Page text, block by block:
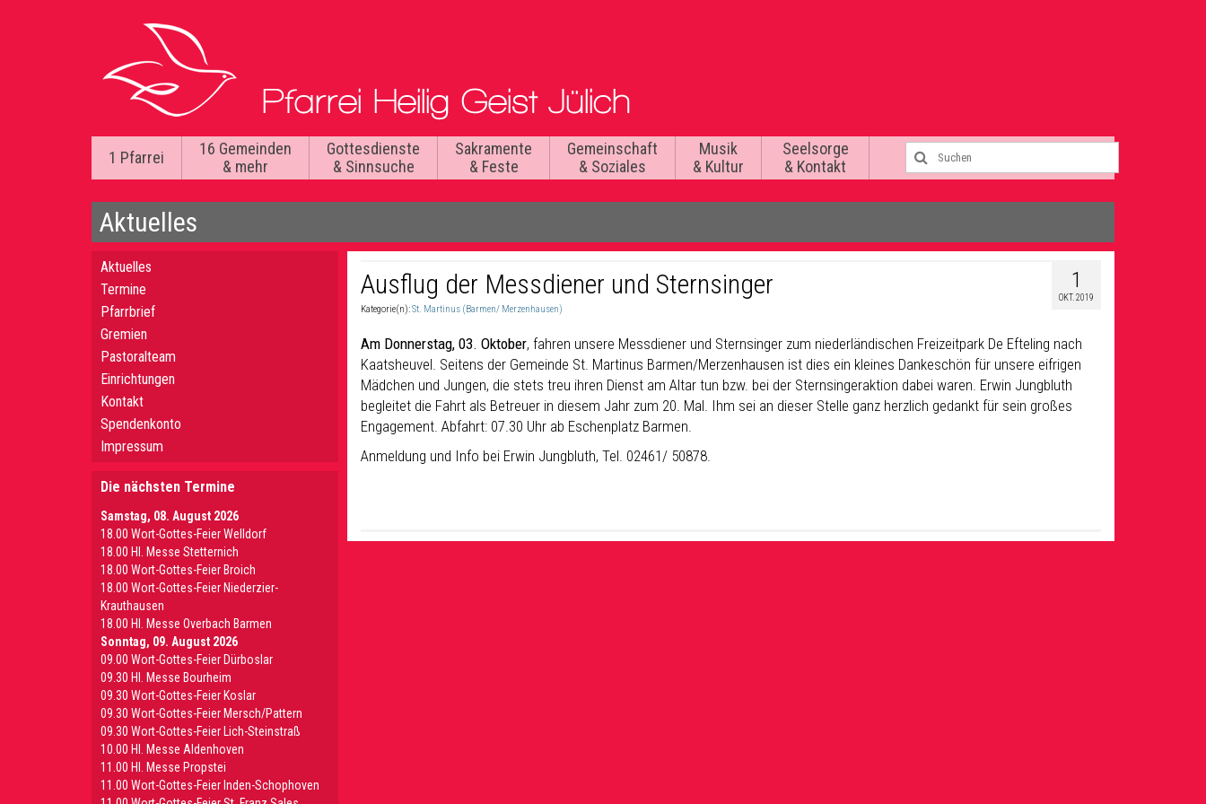
1 Pfarrei
16 Gemeinden
& mehr
Gottesdienste
& Sinnsuche
Sakramente
& Feste
Gemeinschaft
& Soziales
Musik
& Kultur
Seelsorge
& Kontakt
Aktuelles
1
OKT. 2019
Ausflug der Messdiener und Sternsinger
Kategorie(n):St. Martinus (Barmen/ Merzenhausen)
Am Donnerstag, 03. Oktober, fahren unsere Messdiener und Sternsinger zum niederländischen Freizeitpark De Efteling nach
Kaatsheuvel. Seitens der Gemeinde St. Martinus Barmen/Merzenhausen ist dies ein kleines Dankeschön für unsere eifrigen
Mädchen und Jungen, die stets treu ihren Dienst am Altar tun bzw. bei der Sternsingeraktion dabei waren. Erwin Jungbluth
begleitet die Fahrt als Betreuer in diesem Jahr zum 20. Mal. Ihm sei an dieser Stelle ganz herzlich gedankt für sein großes
Engagement. Abfahrt: 07.30 Uhr ab Eschenplatz Barmen.
Anmeldung und Info bei Erwin Jungbluth, Tel. 02461/ 50878.
Aktuelles
Termine
Pfarrbrief
Gremien
Pastoralteam
Einrichtungen
Kontakt
Spendenkonto
Impressum
Die nächsten Termine
Samstag, 08. August 2026
18.00 Wort-Gottes-Feier Welldorf
18.00 Hl. Messe Stetternich
18.00 Wort-Gottes-Feier Broich
18.00 Wort-Gottes-Feier Niederzier-
Krauthausen
18.00 Hl. Messe Overbach Barmen
Sonntag, 09. August 2026
09.00 Wort-Gottes-Feier Dürboslar
09.30 HI. Messe Bourheim
09.30 Wort-Gottes-Feier Koslar
09.30 Wort-Gottes-Feier Mersch/Pattern
09.30 Wort-Gottes-Feier Lich-Steinstraß
10.00 Hl. Messe Aldenhoven
11.00 Hl. Messe Propstei
11.00 Wort-Gottes-Feier Inden-Schophoven